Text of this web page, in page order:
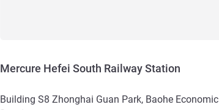
Mercure Hefei South Railway Station
Building S8 Zhonghai Guan Park, Baohe Economic